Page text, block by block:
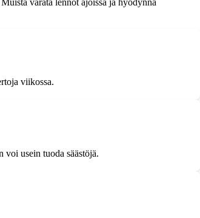
viikossa.
usein tuoda säästöjä.